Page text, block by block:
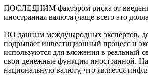
ПОСЛЕДНИМ фактором риска от введения
иностранная валюта (чаще всего это
ПО данным международных экспертов,
подрывает инвестиционный процесс и
используются для вложения в реальный
свои денежные функции иностранной.
национальную валюту, что является